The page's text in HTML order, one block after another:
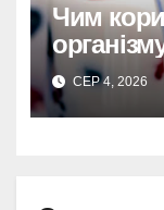
Чим
СЕР 4, 2026